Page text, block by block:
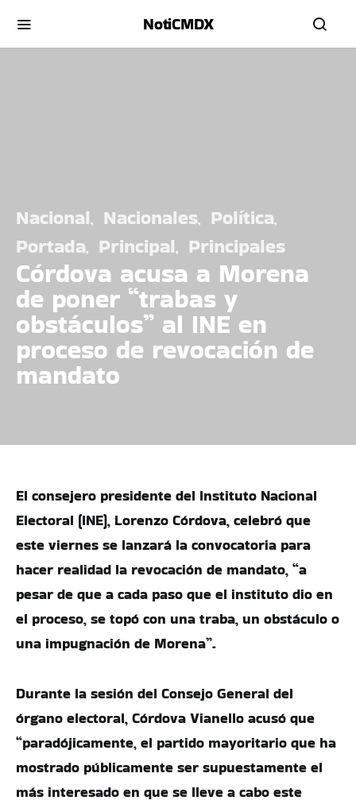
NotiCMDX
Nacional Nacionales Política
Portada Principal Principales
Córdova acusa a Morena
de poner “trabas y
obstáculos” al INE en
proceso de revocación de
mandato
El consejero presidente del Instituto Nacional
Electoral (INE), Lorenzo Córdova, celebró que
este viernes se lanzará la convocatoria para
hacer realidad la revocación de mandato, “a
pesar de que a cada paso que el instituto dio en
el proceso, se topó con una traba, un obstáculo o
una impugnación de Morena”.
Durante la sesión del Consejo General del
órgano electoral, Córdova Vianello acusó que
“paradójicamente, el partido mayoritario que ha
mostrado públicamente ser supuestamente el
más interesado en que se lleve a cabo este